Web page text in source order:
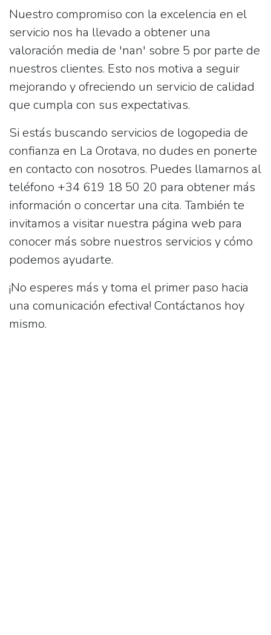
Nuestro compromiso con la excelencia en el
servicio nos ha llevado a obtener una
valoración media de 'nan' sobre 5 por parte de
nuestros clientes. Esto nos motiva a seguir
mejorando y ofreciendo un servicio de calidad
que cumpla con sus expectativas.
Si estás buscando servicios de logopedia de
confianza en La Orotava, no dudes en ponerte
en contacto con nosotros. Puedes llamarnos al
teléfono +34 619 18 50 20 para obtener más
información o concertar una cita. También te
invitamos a visitar nuestra página web para
conocer más sobre nuestros servicios y cómo
podemos ayudarte.
¡No esperes más y toma el primer paso hacia
una comunicación efectiva! Contáctanos hoy
mismo.